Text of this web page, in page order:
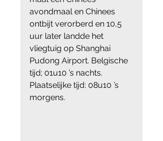
avondmaal en Chinees
ontbijt verorberd en 10,5
uur later landde het
vliegtuig op Shanghai
Pudong Airport. Belgische
tijd; 01u10 ’s nachts.
Plaatselijke tijd: 08u10 ’s
morgens.